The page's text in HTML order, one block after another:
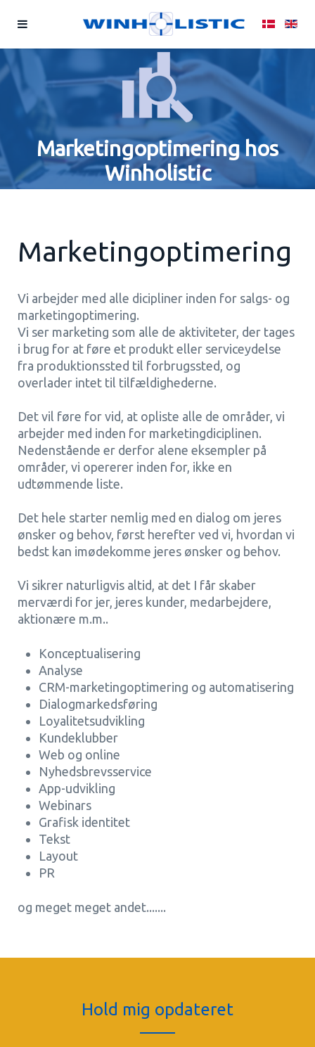
Marketingoptimering hos
Winholistic
Marketingoptimering
Vi arbejder med alle dicipliner inden for salgs- og
marketingoptimering.
Vi ser marketing som alle de aktiviteter, der tages
i brug for at føre et produkt eller serviceydelse
fra produktionssted til forbrugssted, og
overlader intet til tilfældighederne.
Det vil føre for vid, at opliste alle de områder, vi
arbejder med inden for marketingdiciplinen.
Nedenstående er derfor alene eksempler på
områder, vi opererer inden for, ikke en
udtømmende liste.
Det hele starter nemlig med en dialog om jeres
ønsker og behov, først herefter ved vi, hvordan vi
bedst kan imødekomme jeres ønsker og behov.
Vi sikrer naturligvis altid, at det I får skaber
merværdi for jer, jeres kunder, medarbejdere,
aktionære m.m..
Konceptualisering
Analyse
CRM-marketingoptimering og automatisering
Dialogmarkedsføring
Loyalitetsudvikling
Kundeklubber
Web og online
Nyhedsbrevsservice
App-udvikling
Webinars
Grafisk identitet
Tekst
Layout
PR
og meget meget andet.......
Hold mig opdateret